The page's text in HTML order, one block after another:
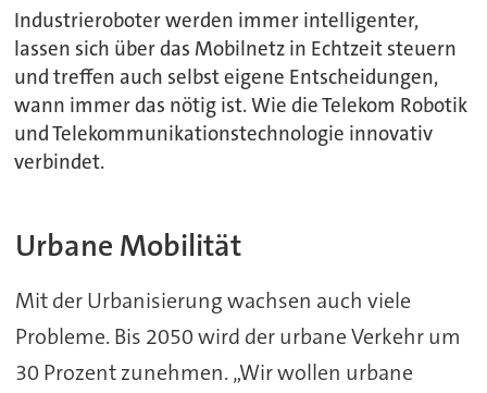
Industrieroboter werden immer intelligenter,
lassen sich über das Mobilnetz in Echtzeit steuern
und treffen auch selbst eigene Entscheidungen,
wann immer das nötig ist. Wie die Telekom Robotik
und Telekommunikationstechnologie innovativ
verbindet.
Urbane Mobilität
Mit der Urbanisierung wachsen auch viele
Probleme. Bis 2050 wird der urbane Verkehr um
30 Prozent zunehmen. „Wir wollen urbane